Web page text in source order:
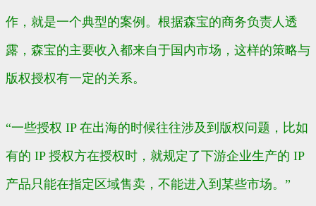
作，就是一个典型的案例。根据森宝的商务负责人透
露，森宝的主要收入都来自于国内市场，这样的策略与
版权授权有一定的关系。
“一些授权 IP 在出海的时候往往涉及到版权问题，比如
有的 IP 授权方在授权时，就规定了下游企业生产的 IP
产品只能在指定区域售卖，不能进入到某些市场。”